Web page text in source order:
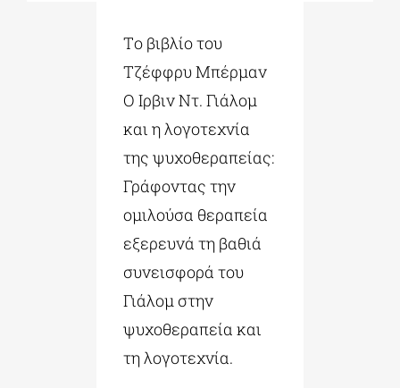
Tο βιβλίο του
Τζέφφρυ Μπέρμαν
Ο Ιρβιν Ντ. Γιάλομ
και η λογοτεχνία
της ψυχοθεραπείας:
Γράφοντας την
ομιλούσα θεραπεία
εξερευνά τη βαθιά
συνεισφορά του
Γιάλομ στην
ψυχοθεραπεία και
τη λογοτεχνία.